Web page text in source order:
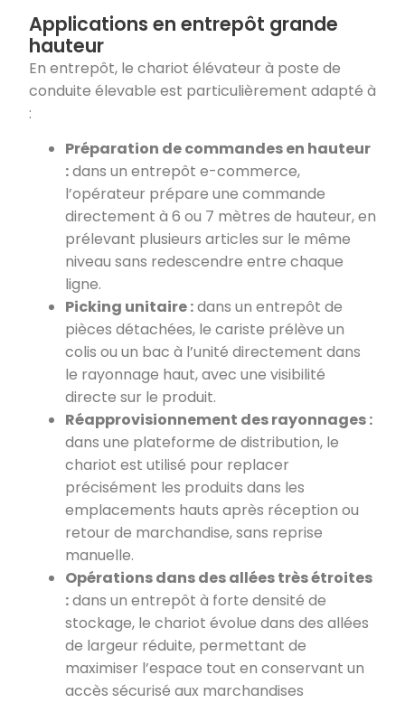
Applications en entrepôt grande
hauteur
En entrepôt, le chariot élévateur à poste de
conduite élevable est particulièrement adapté à
:
Préparation de commandes en hauteur
:dans un entrepôt e-commerce,
l’opérateur prépare une commande
directement à 6 ou 7 mètres de hauteur, en
prélevant plusieurs articles sur le même
niveau sans redescendre entre chaque
ligne.
Picking unitaire :dans un entrepôt de
pièces détachées, le cariste prélève un
colis ou un bac à l’unité directement dans
le rayonnage haut, avec une visibilité
directe sur le produit.
Réapprovisionnement des rayonnages :
dans une plateforme de distribution, le
chariot est utilisé pour replacer
précisément les produits dans les
emplacements hauts après réception ou
retour de marchandise, sans reprise
manuelle.
Opérations dans des allées très étroites
:dans un entrepôt à forte densité de
stockage, le chariot évolue dans des allées
de largeur réduite, permettant de
maximiser l’espace tout en conservant un
accès sécurisé aux marchandises